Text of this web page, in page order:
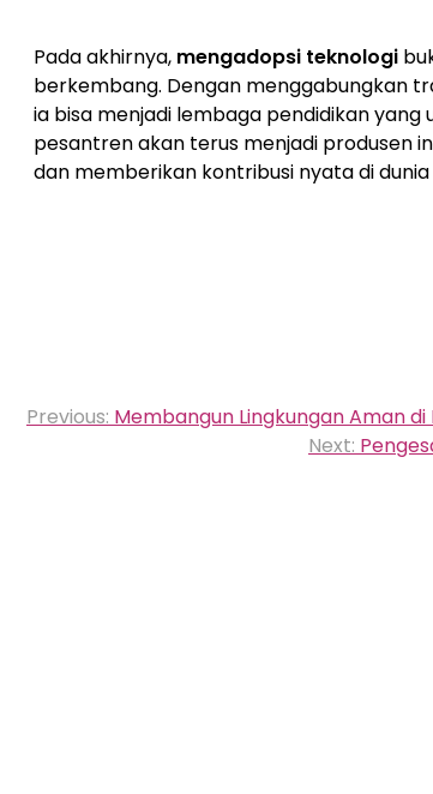
Pada akhirnya, mengadopsi teknologi
berkembang. Dengan menggabungkan
ia bisa menjadi lembaga pendidikan
pesantren akan terus menjadi produsen
dan memberikan kontribusi nyata di
Navigasi
Previous: Membangun Lingkungan Aman
Next: